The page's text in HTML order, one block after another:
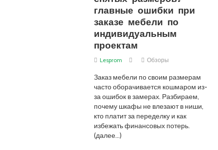
главные ошибки при
заказе мебели по
индивидуальным
проектам
Lesprom Обзоры
Заказ мебели по своим размерам
часто оборачивается кошмаром из-
за ошибок в замерах. Разбираем,
почему шкафы не влезают в ниши,
кто платит за переделку и как
избежать финансовых потерь.
(далее…)